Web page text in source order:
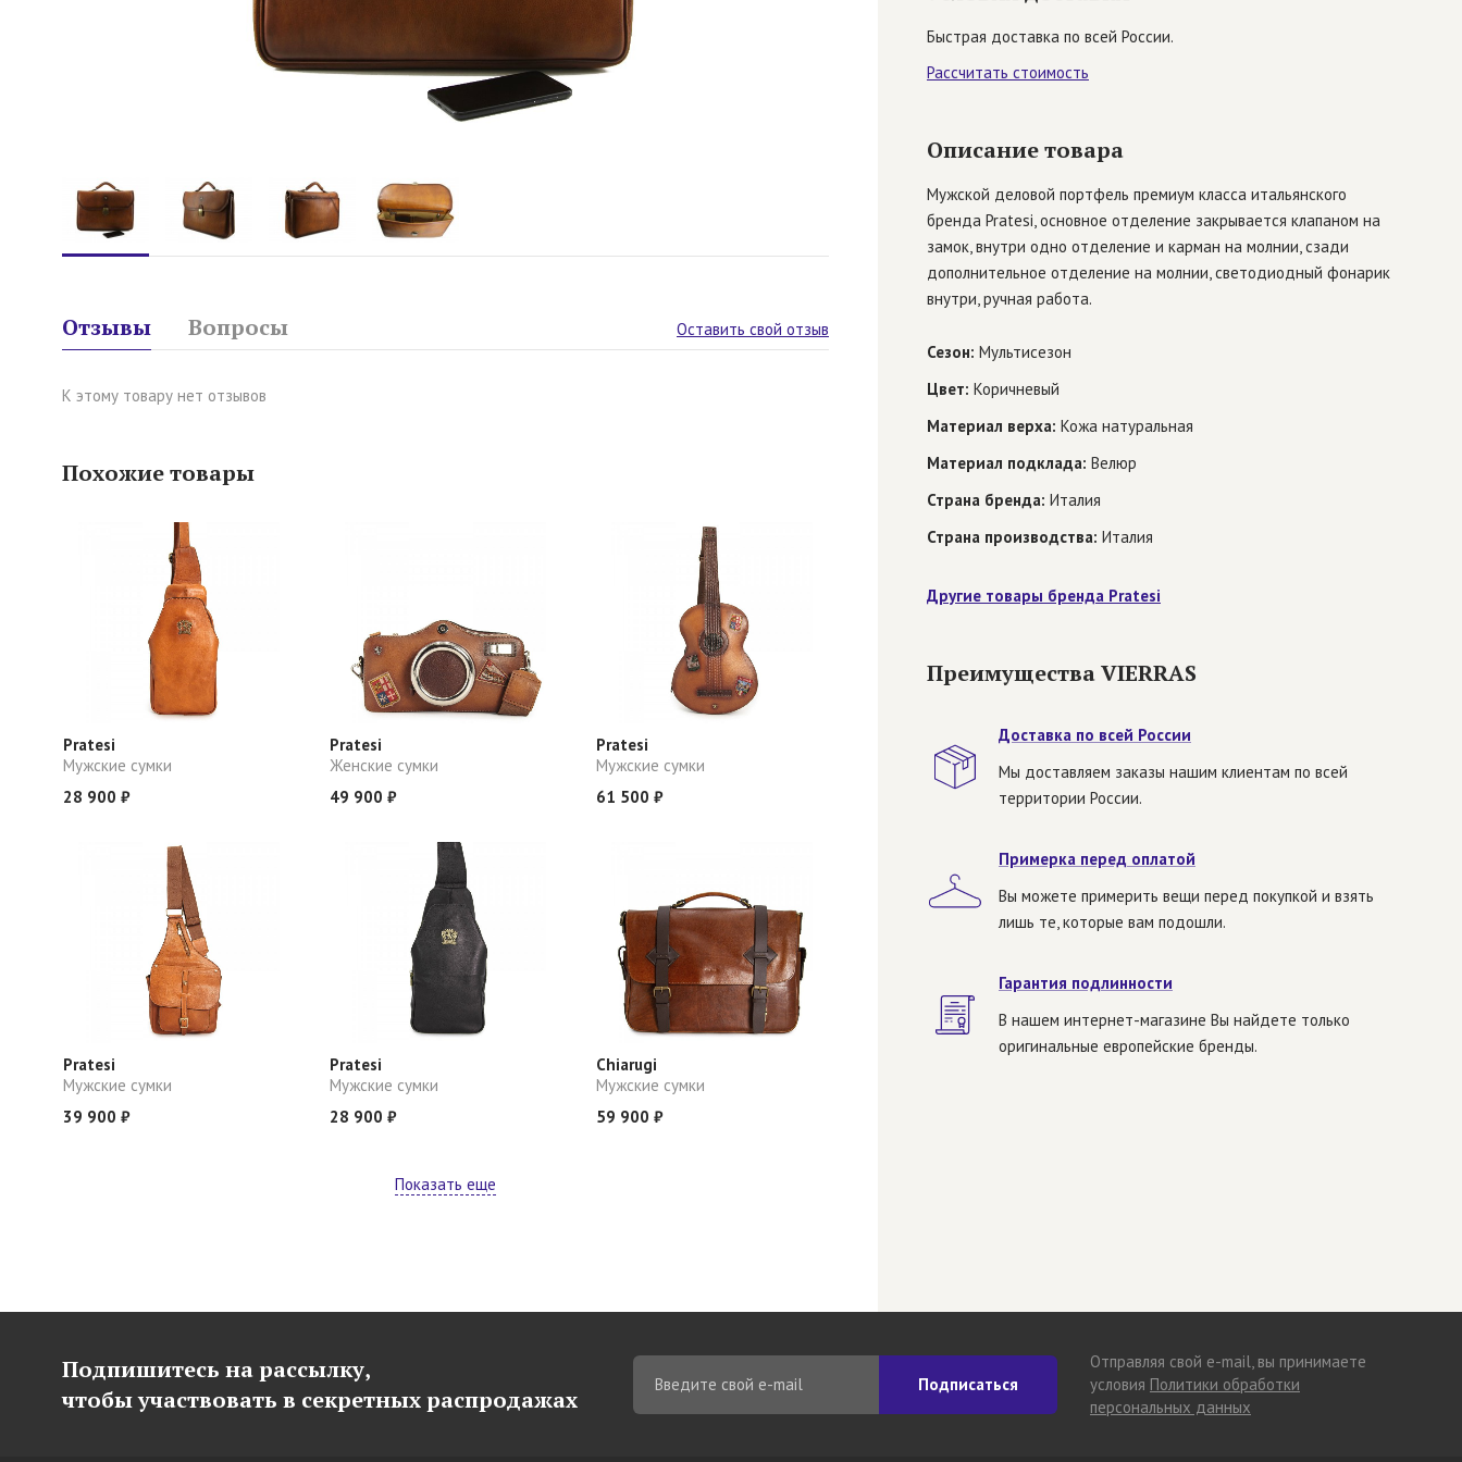
Отзывы Вопросы Оставить свой отзыв
К этому товару нет отзывов
Похожие товары
Pratesi
Мужские сумки
28 900 ₽
Pratesi
Женские сумки
49 900 ₽
Pratesi
Мужские сумки
61 500 ₽
Pratesi
Мужские сумки
39 900 ₽
Pratesi
Мужские сумки
28 900 ₽
Chiarugi
Мужские сумки
59 900 ₽
Показать еще
Быстрая доставка по всей России.
Рассчитать стоимость
Описание товара
Мужской деловой портфель премиум класса итальянского
бренда Pratesi, основное отделение закрывается клапаном на
замок, внутри одно отделение и карман на молнии, сзади
дополнительное отделение на молнии, светодиодный фонарик
внутри, ручная работа.
Сезон: Мультисезон
Цвет: Коричневый
Материал верха: Кожа натуральная
Материал подклада: Велюр
Страна бренда: Италия
Страна производства: Италия
Другие товары бренда Pratesi
Преимущества VIERRAS
Доставка по всей России
Мы доставляем заказы нашим клиентам по всей
территории России.
Примерка перед оплатой
Вы можете примерить вещи перед покупкой и взять
лишь те, которые вам подошли.
Гарантия подлинности
В нашем интернет-магазине Вы найдете только
оригинальные европейские бренды.
Подпишитесь на рассылку,
чтобы участвовать в секретных распродажах
Подписаться
Отправляя свой e-mail, вы принимаете
условия Политики обработки
персональных данных